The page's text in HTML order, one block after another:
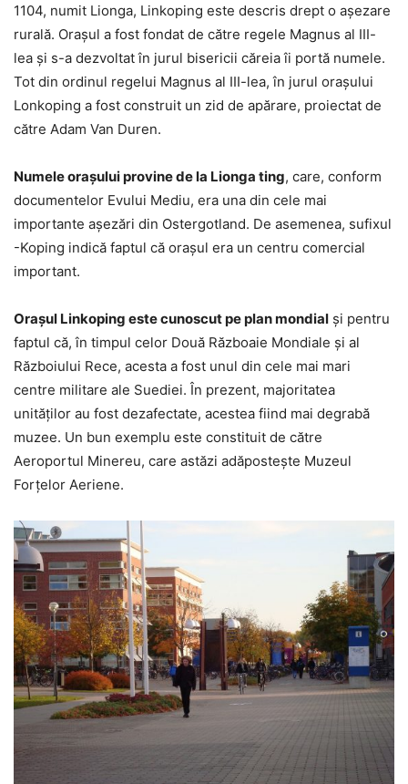
1104, numit Lionga, Linkoping este descris drept o așezare
rurală. Orașul a fost fondat de către regele Magnus al III-
lea și s-a dezvoltat în jurul bisericii căreia îi portă numele.
Tot din ordinul regelui Magnus al III-lea, în jurul orașului
Lonkoping a fost construit un zid de apărare, proiectat de
către Adam Van Duren.
Numele orașului provine de la Lionga ting, care, conform
documentelor Evului Mediu, era una din cele mai
importante așezări din Ostergotland. De asemenea, sufixul
-Koping indică faptul că orașul era un centru comercial
important.
Orașul Linkoping este cunoscut pe plan mondial și pentru
faptul că, în timpul celor Două Războaie Mondiale și al
Războiului Rece, acesta a fost unul din cele mai mari
centre militare ale Suediei. În prezent, majoritatea
unităților au fost dezafectate, acestea fiind mai degrabă
muzee. Un bun exemplu este constituit de către
Aeroportul Minereu, care astăzi adăpostește Muzeul
Forțelor Aeriene.